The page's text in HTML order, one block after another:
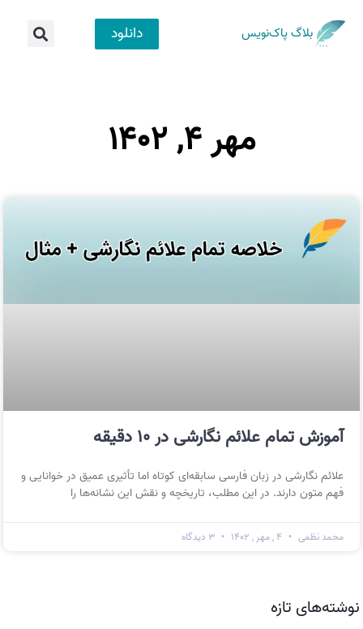
بلاگ پاک‌نویس دانلود
مهر ۴, ۱۴۰۲
آموزش تمام علائم نگارشی در ۱۰ دقیقه
علائم نگارشی در زبان فارسی سابقه‌ای کوتاه اما تأثیری عمیق در خوانایی و
فهم متون دارند. در این مطلب، تاریخچه و نقش این نشانه‌ها را
محمد نظمی
نوشته‌های تازه